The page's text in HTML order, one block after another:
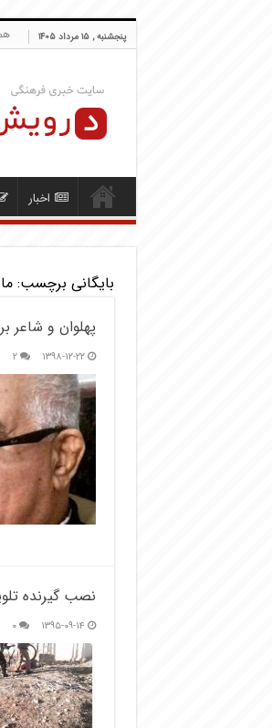
پنجشنبه , ۱۵ مرداد ۱۴۰۵
اخبار
بایگانی برچسب:
پهلوان و شاعر
۱۳۹۸-۱۲-۲۲ ۲
نصب گیرنده
۱۳۹۵-۰۹-۱۴ ۰